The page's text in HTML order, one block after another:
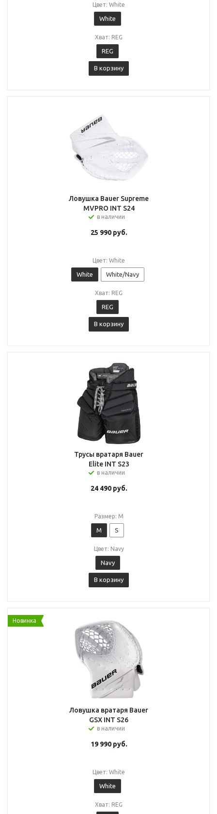
Цвет: White
White
Хват: REG
REG
В корзину
Ловушка Bauer Supreme
MVPRO INT S24
в наличии
25 990руб.
Цвет: White
White White/Navy
Хват: REG
REG
В корзину
Трусы вратаря Bauer
Elite INT S23
в наличии
24 490руб.
Размер: M
M S
Цвет: Navy
Navy
В корзину
Новинка
Ловушка вратаря Bauer
GSX INT S26
в наличии
19 990руб.
Цвет: White
White
Хват: REG